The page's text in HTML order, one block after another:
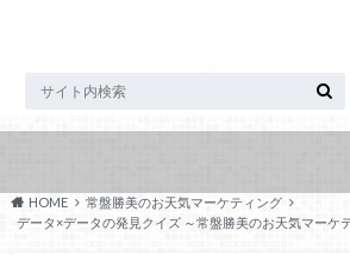
HOME
常盤勝美のお天気マーケティング
データ×データの発見クイズ ～常盤勝美のお天気マーケ